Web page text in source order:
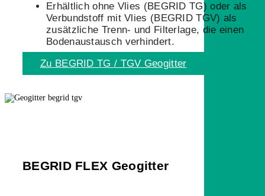
Erhältlich ohne Vlies (BEGRID TG) oder als
Verbundstoff mit Vlies (BEGRID TGV) als
zusätzliche Trenn- und Filterlage, die einen
Bodenaustausch verhindert.
Zu BEGRID TG / TGV Geogitter
BEGRID FLEX Geogitter